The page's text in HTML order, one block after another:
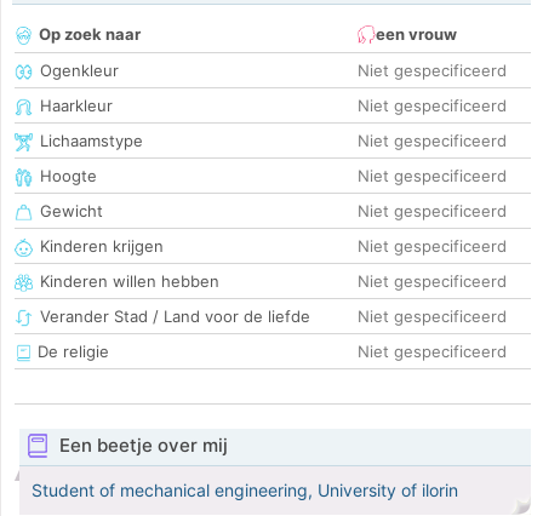
Op zoek naar
een vrouw
Ogenkleur
Niet gespecificeerd
Haarkleur
Niet gespecificeerd
Lichaamstype
Niet gespecificeerd
Hoogte
Niet gespecificeerd
Gewicht
Niet gespecificeerd
Kinderen krijgen
Niet gespecificeerd
Kinderen willen hebben
Niet gespecificeerd
Verander Stad / Land voor de liefde
Niet gespecificeerd
De religie
Niet gespecificeerd
Een beetje over mij
Student of mechanical engineering, University of ilorin